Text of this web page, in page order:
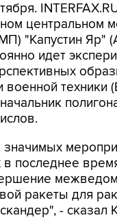
центральном
"Капустин Яр"
идет
военной техники
последнее
ракеты для
- сказал